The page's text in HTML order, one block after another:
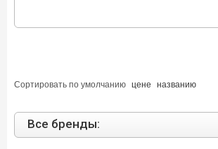
Сортировать поумолчанию цене названию
Все бренды: